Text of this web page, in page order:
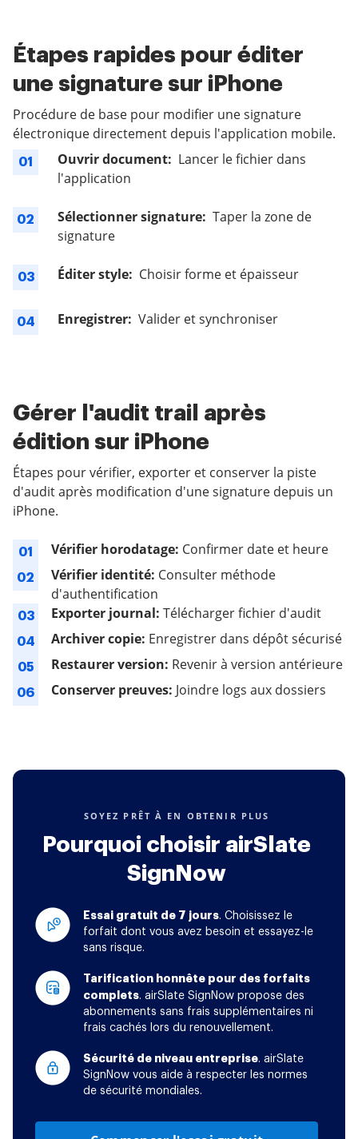
Étapes rapides pour éditer
une signature sur iPhone
Procédure de base pour modifier une signature
électronique directement depuis l'application mobile.
01 Ouvrir document: Lancer le fichier dans
l'application
02 Sélectionner signature: Taper la zone de
signature
03 Éditer style: Choisir forme et épaisseur
04 Enregistrer: Valider et synchroniser
Gérer l'audit trail après
édition sur iPhone
Étapes pour vérifier, exporter et conserver la piste
d'audit après modification d'une signature depuis un
iPhone.
01 Vérifier horodatage: Confirmer date et heure
02 Vérifier identité: Consulter méthode
d'authentification
03 Exporter journal: Télécharger fichier d'audit
04 Archiver copie: Enregistrer dans dépôt sécurisé
05 Restaurer version: Revenir à version antérieure
06 Conserver preuves: Joindre logs aux dossiers
SOYEZ PRÊT À EN OBTENIR PLUS
Pourquoi choisir airSlate
SignNow
Essai gratuit de 7 jours. Choisissez le
forfait dont vous avez besoin et essayez-le
sans risque.
Tarification honnête pour des forfaits
complets. airSlate SignNow propose des
abonnements sans frais supplémentaires ni
frais cachés lors du renouvellement.
Sécurité de niveau entreprise. airSlate
SignNow vous aide à respecter les normes
de sécurité mondiales.